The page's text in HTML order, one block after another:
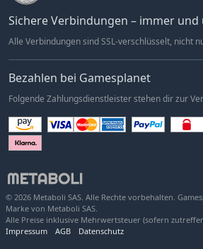
Sichere Verbindungen – immer und
Alle Verbindungen sind SSL-verschlüsselt, nicht
Bezahlen bei Gamesplanet
Folgende Zahlungsdienstleister stehen dir zur
© 2026 Metaboli SAS. Alle Rechte vorbehalten.
Marke von Metaboli SAS.
Alle Preise inklusive Mehrwertsteuer (sofern
Impressum
AGB Datenschutz